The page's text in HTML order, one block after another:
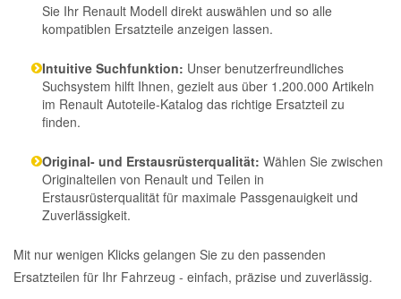
Sie Ihr Renault Modell direkt auswählen und so alle
kompatiblen Ersatzteile anzeigen lassen.
Intuitive Suchfunktion: Unser benutzerfreundliches
Suchsystem hilft Ihnen, gezielt aus über 1.200.000 Artikeln
im Renault Autoteile-Katalog das richtige Ersatzteil zu
finden.
Original- und Erstausrüsterqualität: Wählen Sie zwischen
Originalteilen von Renault und Teilen in
Erstausrüsterqualität für maximale Passgenauigkeit und
Zuverlässigkeit.
Mit nur wenigen Klicks gelangen Sie zu den passenden
Ersatzteilen für Ihr Fahrzeug - einfach, präzise und zuverlässig.